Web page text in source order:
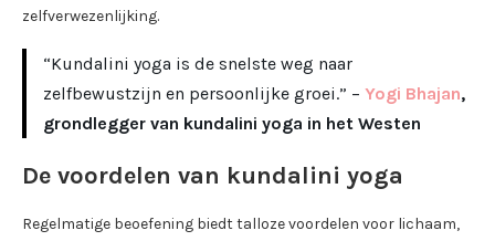
zelfverwezenlijking.
“Kundalini yoga is de snelste weg naar
zelfbewustzijn en persoonlijke groei.” – Yogi Bhajan,
grondlegger van kundalini yoga in het Westen
De voordelen van kundalini yoga
Regelmatige beoefening biedt talloze voordelen voor lichaam,